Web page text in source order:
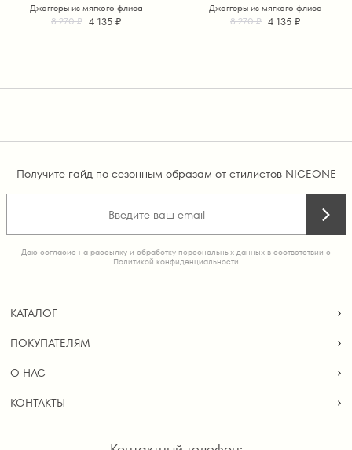
Джоггеры из мягкого флиса
8 270 ₽ 4 135 ₽
Джоггеры из мягкого флиса
8 270 ₽ 4 135 ₽
Получите гайд по сезонным образам от стилистов NICEONE
Даю согласие на рассылку и обработку персональных данных в соответствии с
Политикой конфиденциальности
КАТАЛОГ
ПОКУПАТЕЛЯМ
О НАС
КОНТАКТЫ